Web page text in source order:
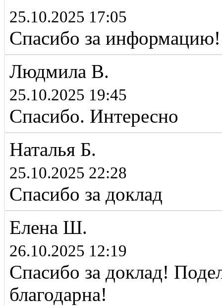
25.10.2025 17:05
Спасибо за информацию!
Людмила В.
25.10.2025 19:45
Спасибо. Интересно
Наталья Б.
25.10.2025 22:28
Спасибо за доклад
Елена Ш.
26.10.2025 12:19
Спасибо за доклад!
благодарна!